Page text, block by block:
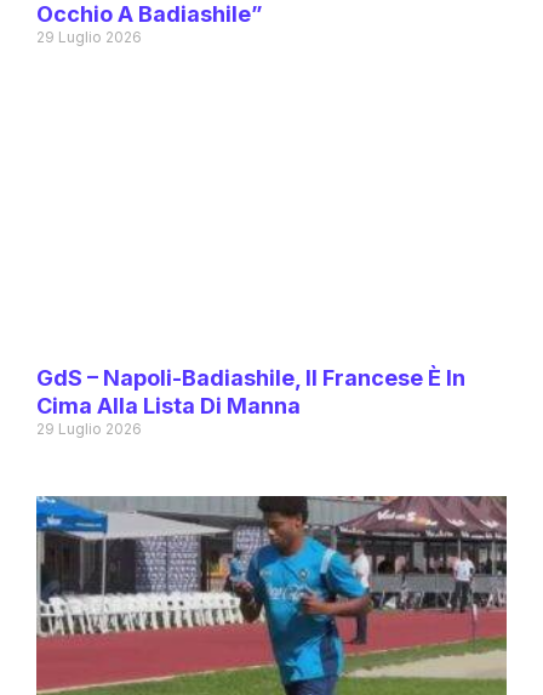
Occhio A Badiashile”
29 Luglio 2026
GdS – Napoli-Badiashile, Il Francese È In
Cima Alla Lista Di Manna
29 Luglio 2026